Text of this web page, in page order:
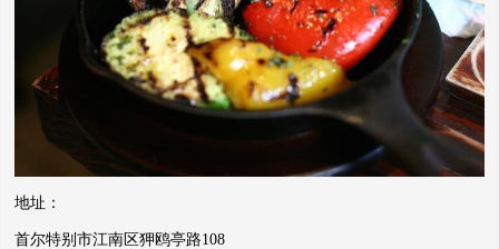
地址：
首尔特别市江南区狎鸥亭路108